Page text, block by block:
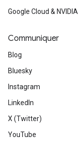
Google Cloud & NVIDIA
Communiquer
Blog
Bluesky
Instagram
LinkedIn
X (Twitter)
YouTube